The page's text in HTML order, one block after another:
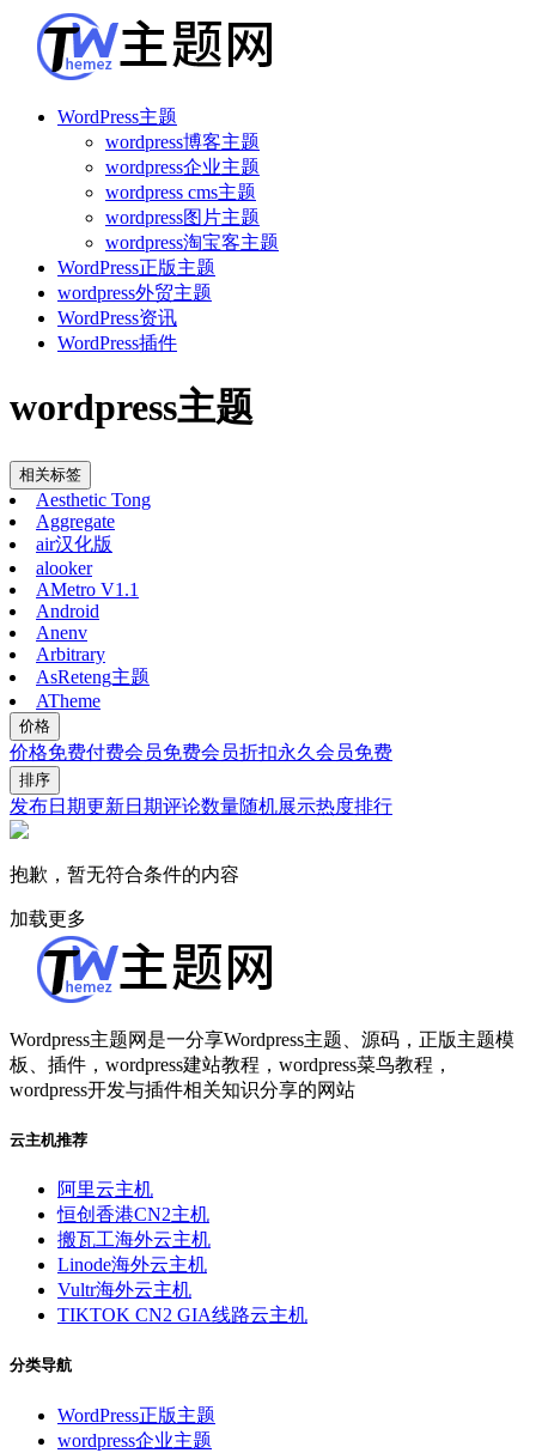
WordPress主题
wordpress博客主题
wordpress企业主题
wordpress cms主题
wordpress图片主题
wordpress淘宝客主题
WordPress正版主题
wordpress外贸主题
WordPress资讯
WordPress插件
wordpress主题
相关标签
Aesthetic Tong
Aggregate
air汉化版
alooker
AMetro V1.1
Android
Anenv
Arbitrary
AsReteng主题
ATheme
价格
价格免费付费会员免费会员折扣永久会员免费
排序
发布日期更新日期评论数量随机展示热度排行
抱歉，暂无符合条件的内容
加载更多
Wordpress主题网是一分享Wordpress主题、源码，正版主题模
板、插件，wordpress建站教程，wordpress菜鸟教程，
wordpress开发与插件相关知识分享的网站
云主机推荐
阿里云主机
恒创香港CN2主机
搬瓦工海外云主机
Linode海外云主机
Vultr海外云主机
TIKTOK CN2 GIA线路云主机
分类导航
WordPress正版主题
wordpress企业主题